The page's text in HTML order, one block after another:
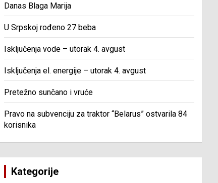
Danas Blaga Marija
U Srpskoj rođeno 27 beba
Isključenja vode – utorak 4. avgust
Isključenja el. energije – utorak 4. avgust
Pretežno sunčano i vruće
Pravo na subvenciju za traktor “Belarus” ostvarila 84
korisnika
Kategorije